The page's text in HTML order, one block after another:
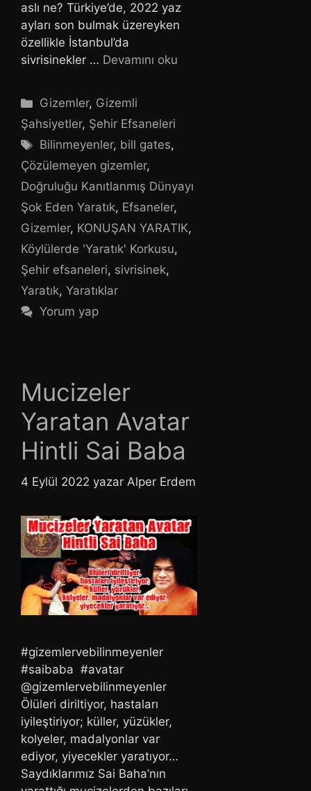
aslı ne? Türkiye’de, 2022 yaz
ayları son bulmak üzereyken
özellikle İstanbul’da
sivrisinekler … Devamını oku
Kategoriler
Gizemler, Gizemli
Şahsiyetler, Şehir Efsaneleri
Etiketler
Bilinmeyenler, bill gates,
Çözülemeyen gizemler,
Doğruluğu Kanıtlanmış Dünyayı
Şok Eden Yaratık, Efsaneler,
Gizemler, KONUŞAN YARATIK,
Köylülerde 'Yaratık' Korkusu,
Şehir efsaneleri, sivrisinek,
Yaratık, Yaratıklar
Yorum yap
Mucizeler
Yaratan Avatar
Hintli Sai Baba
4 Eylül 2022 yazar Alper Erdem
#gizemlervebilinmeyenler
#saibaba #avatar
@gizemlervebilinmeyenler
Ölüleri diriltiyor, hastaları
iyileştiriyor; küller, yüzükler,
kolyeler, madalyonlar var
ediyor, yiyecekler yaratıyor…
Saydıklarımız Sai Baha’nın